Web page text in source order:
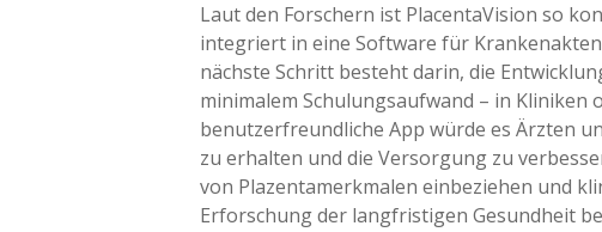
Laut den Forschern ist PlacentaVision so
integriert in eine Software für
nächste Schritt besteht darin, die
minimalem Schulungsaufwand – in
benutzerfreundliche App würde es Ärzten
zu erhalten und die Versorgung zu
von Plazentamerkmalen einbeziehen und
Erforschung der langfristigen Gesundheit